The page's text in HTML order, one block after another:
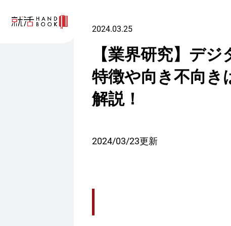
2024.03.25
【業界研究】デ
特徴や向き不向き
解説！
2024/03/23更新